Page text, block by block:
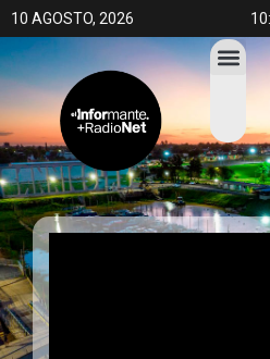
10 AGOSTO, 2026